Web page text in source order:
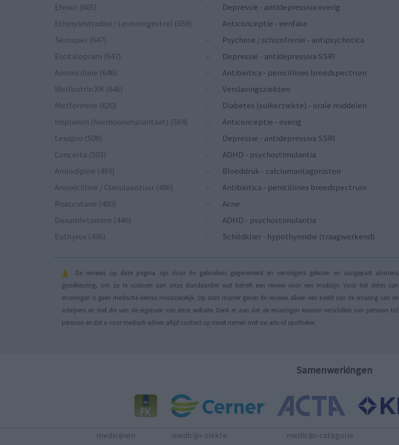
Efexor (665)
-
Depressie - antidepressiva overig
Ethinylestradiol / Levonorgestrel (656)
-
Anticonceptie - eenfase
Seroquel (647)
-
Psychose / schizofrenie - antipsychotica
Escitalopram (647)
-
Depressie - antidepressiva SSRI
Amoxicilline (646)
-
Antibiotica - penicillines breedspectrum
Wellbutrin XR (646)
-
Verslavingsziekten
Metformine (620)
-
Diabetes (suikerziekte) - orale middelen
Implanon (hormoonimplantaat) (584)
-
Anticonceptie - overig
Lexapro (509)
-
Depressie - antidepressiva SSRI
Concerta (503)
-
ADHD - psychostimulantia
Amlodipine (493)
-
Bloeddruk - calciumantagonisten
Amoxicilline / Clavulaanzuur (486)
-
Antibiotica - penicillines breedspectrum
Roaccutane (480)
-
Acne
Dexamfetamine (446)
-
ADHD - psychostimulantia
Euthyrox (436)
- Schildklier - hypothyroidie (traagwerkend)
De reviews op deze pagina zijn door de gebruikers gegenereerd en vervolgens gelezen en aangepast alvorens
goedkeuring, om zo te voldoen aan onze standaarden wat betreft een review voor een medicijn. Voor het delen van
ervaringen is geen medische kennis noodzakelijk. Op deze manier geven de reviews alleen een beeld van de ervaring van de
schrijvers en niet die van de eigenaar van deze website. Denk er aan dat de ervaringen kunnen verschillen van persoon tot
persoon en dat u voor medisch advies altijd contact op moet nemen met uw arts of apotheker.
Samenwerkingen
medicijnen medicijn-ziekte medicijn-categorie